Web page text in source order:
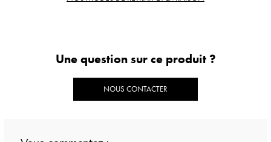
Une question sur ce produit ?
NOUS CONTACTER